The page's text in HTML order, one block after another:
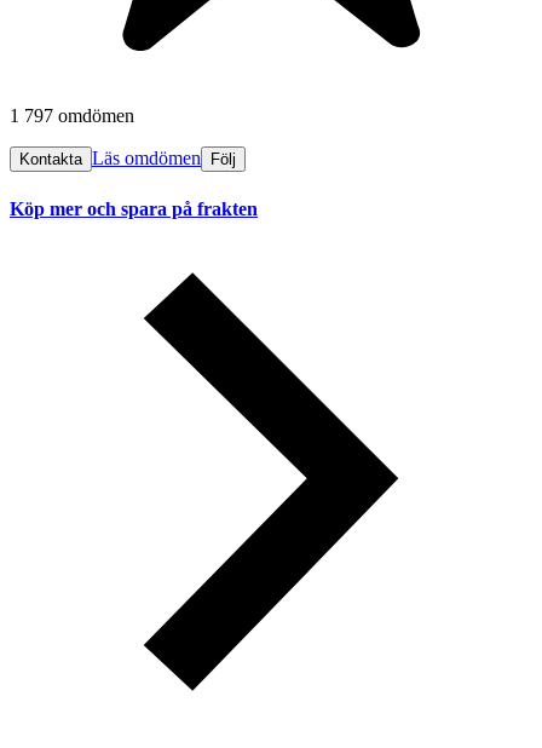
1 797 omdömen
Kontakta Läs omdömen Följ
Köp mer och spara på frakten